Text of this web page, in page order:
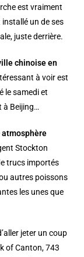
est vraiment
un de ses
juste derrière.
chinoise en
à voir est
le samedi et
à Beijing…
atmosphère
Stockton
trucs importés
autres poissons
les unes que
jeter un coup
of Canton, 743